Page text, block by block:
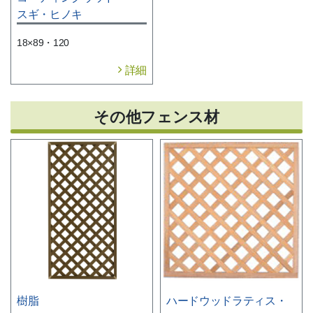
スギ・ヒノキ
18×89・120
詳細
その他フェンス材
樹脂
ハードウッドラティス・